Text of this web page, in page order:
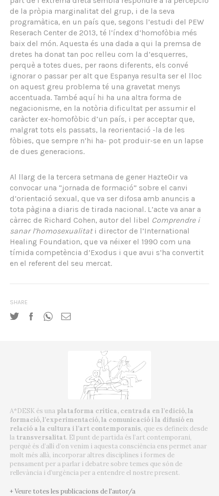
de la pròpia marginalitat del grup, i de la seva
programàtica, en un país que, segons l’estudi del PEW
Reserach Center de 2013, té l’índex d’homofòbia més
baix del món. Aquesta és una dada a qui la premsa de
dretes ha donat tan poc relleu com la d’esquerres,
perquè a totes dues, per raons diferents, els convé
ignorar o passar per alt que Espanya resulta ser el lloc
on aquest greu problema té una gravetat menys
accentuada. També aquí hi ha una altra forma de
negacionisme, en la notòria dificultat per assumir el
caràcter ex-homofòbic d’un país, i per acceptar que,
malgrat tots els passats, la reorientació -la de les
fòbies, que sempre n’hi ha- pot produir-se en un lapse
de dues generacions.
Al llarg de la tercera setmana de gener HazteOir va
convocar una “jornada de formació” sobre el canvi
d’orientació sexual, que va ser difosa amb anuncis a
tota pàgina a diaris de tirada nacional. L’acte va anar a
càrrec de Richard Cohen, autor del libel Comprendre i
sanar l’homosexualitati director de l’International
Healing Foundation, que va néixer el 1990 com una
tímida competència d’Exodus i que avui s’ha convertit
en el referent del seu mercat.
SHARE
A*DESK és una plataforma crítica, centrada en l’edició, la
formació, l’experimentació, la comunicació i la difusió en
relació a la cultura i l’art contemporanis, que es defineix desde
la transversalitat. El punt de partida és l’art contemporani,
perquè és d’allí d’on venim i aquesta consciència ens permet anar
molt més allà, incorporar altres disciplines i formes de
pensament per a parlar i debatre sobre temes que són de
rellevància i d’urgència per a entendre el nostre present.
+ Veure totes les publicacions de l'autor/a